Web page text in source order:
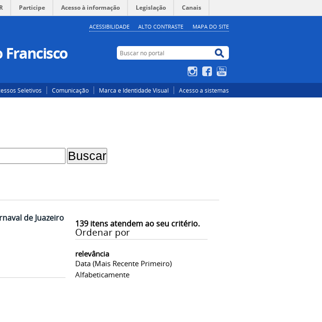
Participe Acesso à informação Legislação Canais
ACESSIBILIDADE ALTO CONTRASTE MAPA DO SITE
Francisco Buscar no portal
Buscar no portal
InstagramFacebook
Seletivos Comunicação Marca e Identidade Visual Acesso a sistemas
139itens atendem ao seu critério.
Ordenar por
relevância
Data (mais Recente Primeiro)
Alfabeticamente
de Juazeiro